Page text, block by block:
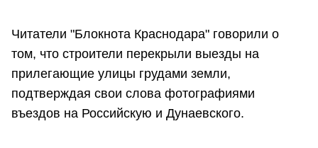
Читатели "Блокнота Краснодара" говорили о
том, что строители перекрыли выезды на
прилегающие улицы грудами земли,
подтверждая свои слова фотографиями
въездов на Российскую и Дунаевского.